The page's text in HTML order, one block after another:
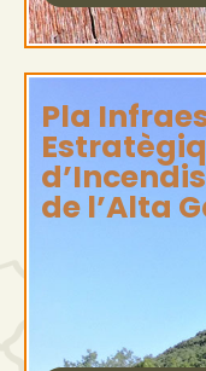
Pla
de l’Alta